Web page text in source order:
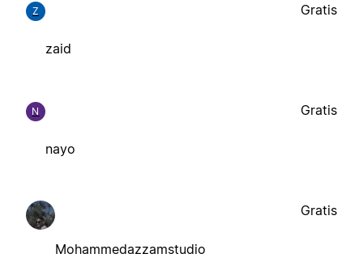
Z
zaid
Gratis
N
nayo
Gratis
Mohammedazzamstudio
Gratis